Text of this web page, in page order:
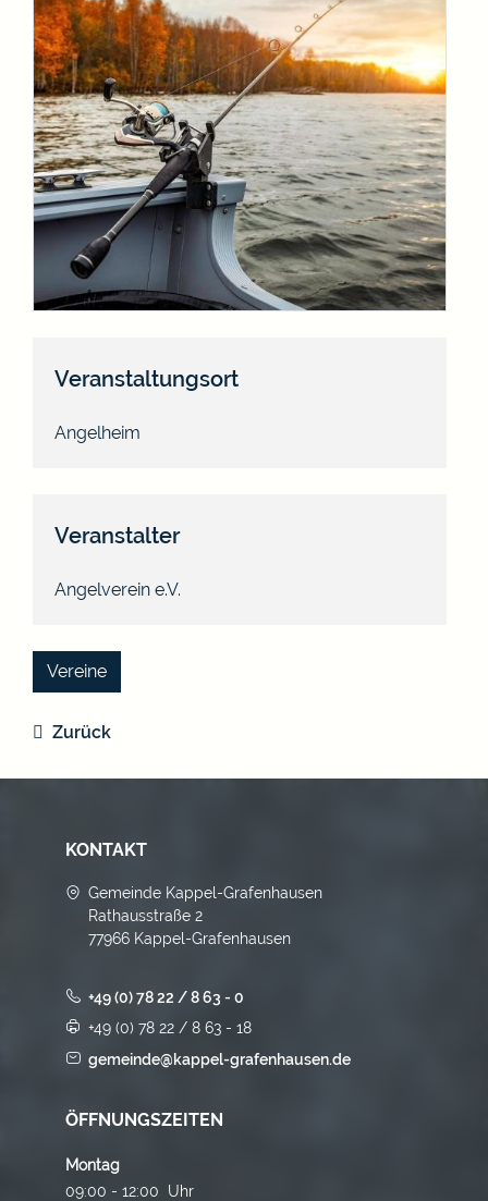
Veranstaltungsort
Angelheim
Veranstalter
Angelverein e.V.
Vereine
Zurück
KONTAKT
Gemeinde Kappel-Grafenhausen
Rathausstraße 2
77966 Kappel-Grafenhausen
+49 (0) 78 22 / 8 63 - 0
+49 (0) 78 22 / 8 63 - 18
gemeinde@kappel-grafenhausen.de
ÖFFNUNGSZEITEN
Montag
09:00 - 12:00 Uhr